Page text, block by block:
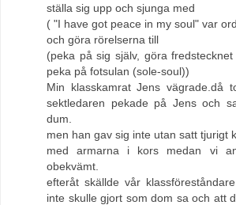
ställa sig upp och sjunga med
( "I have got peace in my soul" var
och göra rörelserna till
(peka på sig själv, göra
peka på fotsulan (sole-soul))
Min klasskamrat Jens vägrade.då
sektledaren pekade på Jens och
dum.
men han gav sig inte utan satt tjurigt
med armarna i kors medan vi
obekvämt.
efteråt skällde vår
inte skulle gjort som dom sa och att